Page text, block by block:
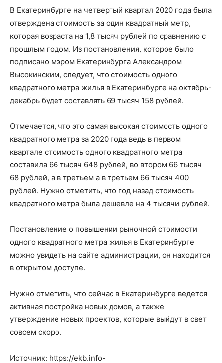
В Екатеринбурге на четвертый квартал 2020 года была
отверждена стоимость за один квадратный метр,
которая возраста на 1,8 тысяч рублей по сравнению с
прошлым годом. Из постановления, которое было
подписано мэром Екатеринбурга Александром
Высокинским, следует, что стоимость одного
квадратного метра жилья в Екатеринбурге на октябрь-
декабрь будет составлять 69 тысяч 158 рублей.
Отмечается, что это самая высокая стоимость одного
квадратного метра за 2020 года ведь в первом
квартале стоимость одного квадратного метра
составила 66 тысяч 648 рублей, во втором 66 тысяч
68 рублей, а в третьем а в третьем 66 тысяч 400
рублей. Нужно отметить, что год назад стоимость
квадратного метра была дешевле на 4 тысячи рублей.
Постановление о повышении рыночной стоимости
одного квадратного метра жилья в Екатеринбурге
можно увидеть на сайте администрации, он находится
в открытом доступе.
Нужно отметить, что сейчас в Екатеринбурге ведется
активная постройка новых домов, а также
утверждение новых проектов, которые выйдут в свет
совсем скоро.
Источник: https://ekb.info-